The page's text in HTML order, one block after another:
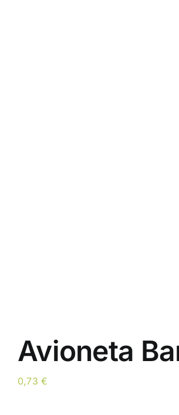
Avioneta
0,73€